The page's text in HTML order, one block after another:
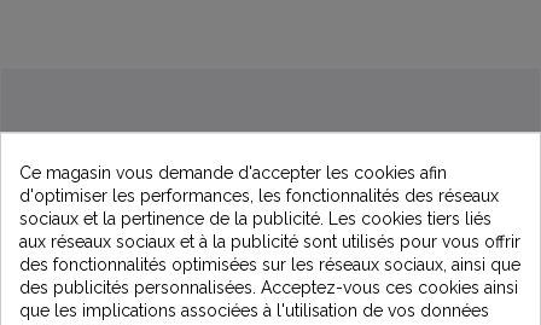
Description
Ce magasin vous demande d'accepter les cookies afin
d'optimiser les performances, les fonctionnalités des réseaux
sociaux et la pertinence de la publicité. Les cookies tiers liés
aux réseaux sociaux et à la publicité sont utilisés pour vous offrir
des fonctionnalités optimisées sur les réseaux sociaux, ainsi que
des publicités personnalisées. Acceptez-vous ces cookies ainsi
que les implications associées à l'utilisation de vos données